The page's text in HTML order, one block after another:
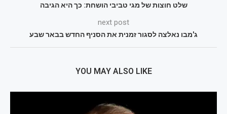
שלט חוצות של מגי טביבי הושחת: כך היא הגיבה
next post
ג'מבו נאלצה לסגור זמנית את הסניף החדש בבאר שבע
YOU MAY ALSO LIKE